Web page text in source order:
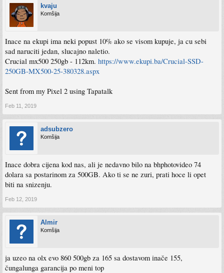
kvaju
Komšija
Inace na ekupi ima neki popust 10% ako se visom kupuje, ja cu sebi
sad naruciti jedan, slucajno naletio.
Crucial mx500 250gb - 112km. https://www.ekupi.ba/Crucial-SSD-
250GB-MX500-25-380328.aspx
Sent from my Pixel 2 using Tapatalk
Feb 11, 2019
adsubzero
Komšija
Inace dobra cijena kod nas, ali je nedavno bilo na bhphotovideo 74
dolara sa postarinom za 500GB. Ako ti se ne zuri, prati hoce li opet
biti na snizenju.
Feb 12, 2019
Almir
Komšija
ja uzeo na olx evo 860 500gb za 165 sa dostavom inače 155,
čungalunga garancija po meni top